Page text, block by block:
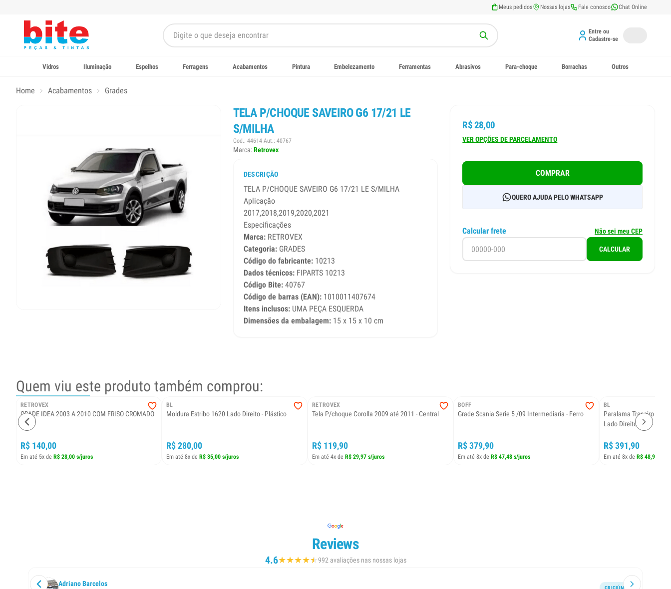
Meus pedidos Nossas lojas Fale conosco Chat Online
Entre ou
Cadastre-se
Vidros Iluminação Espelhos Ferragens Acabamentos Pintura Embelezamento Ferramentas Abrasivos Para-choque Borrachas Outros
Home Acabamentos Grades
TELA P/CHOQUE SAVEIRO G6 17/21 LE
S/MILHA
Cod.: 44614 Aut.: 40767
Marca:Retrovex
DESCRIÇÃO
TELA P/CHOQUE SAVEIRO G6 17/21 LE S/MILHA
Aplicação
2017,2018,2019,2020,2021
Especificações
Marca:RETROVEX
Categoria:GRADES
Código do fabricante:10213
Dados técnicos:FIPARTS 10213
Código Bite:40767
Código de barras (EAN):1010011407674
Itens inclusos:UMA PEÇA ESQUERDA
Dimensões da embalagem:15 x 15 x 10 cm
R$ 28,00
VER OPÇÕES DE PARCELAMENTO
COMPRAR
QUERO AJUDA PELO WHATSAPP
Calcular frete Não sei meu CEP
CALCULAR
Quem viu este produto também comprou:
RETROVEX
GRADE IDEA 2003 A 2010 COM FRISO CROMADO
R$ 140,00
Em até 5x de R$ 28,00 s/juros
BL
Moldura Estribo 1620 Lado Direito - Plástico
R$ 280,00
Em até 8x de R$ 35,00 s/juros
RETROVEX
Tela P/choque Corolla 2009 até 2011 - Central
R$ 119,90
Em até 4x de R$ 29,97 s/juros
BOFF
Grade Scania Serie 5 /09 Intermediaria - Ferro
R$ 379,90
Em até 8x de R$ 47,48 s/juros
BL
Paralama Traseiro
Lado Direito
R$ 391,90
Em até 8x de R$ 48,98 s/
Reviews
4.6★★★★★
★992 avaliações nas nossas lojas
Adriano Barcelos
CRICIÚMA